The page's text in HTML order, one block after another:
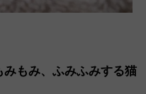
もみ、ふみふみする猫